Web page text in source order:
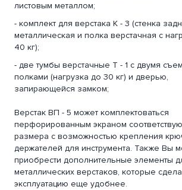
листовым металлом;
- комплект для верстака К - 3 (стенка
металлическая и полка верстачная с
40 кг);
- две тумбы верстачные Т - 1 с двумя
полками (нагрузка до 30 кг) и дверью,
запирающейся замком;
Верстак ВП - 5 может комплектоваться
перфорированным экраном
размера с возможностью крепления
держателей для инструмента. Также Вы
приобрести дополнительные элементы
металлических верстаков, которые
эксплуатацию еще удобнее.